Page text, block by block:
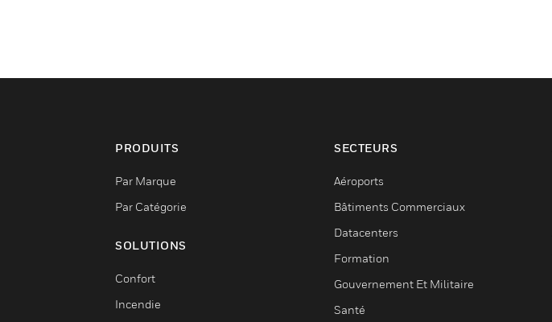
PRODUITS
Par Marque
Par Catégorie
SOLUTIONS
Confort
Incendie
SECTEURS
Aéroports
Bâtiments Commerciaux
Datacenters
Formation
Gouvernement Et Militaire
Santé